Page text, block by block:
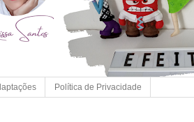
Política de Privacidade